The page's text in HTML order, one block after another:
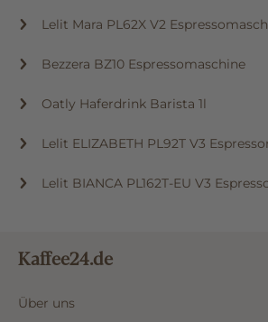
Lelit Mara PL62X V2
Bezzera BZ10 Espressomaschine
Oatly Haferdrink Barista 1l
Lelit ELIZABETH PL92T V3
Lelit BIANCA PL162T-EU V3
Kaffee24.de
Über uns